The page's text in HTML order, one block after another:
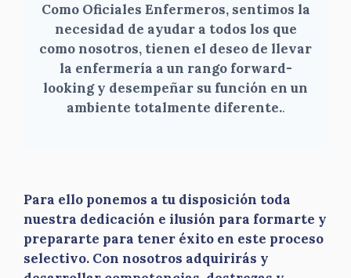
Como Oficiales Enfermeros, sentimos la
necesidad de ayudar a todos los que
como nosotros, tienen el deseo de llevar
la enfermería a un rango forward-
looking y desempeñar su función en un
ambiente totalmente diferente..
Para ello ponemos a tu disposición toda
nuestra dedicación e ilusión para formarte y
prepararte para tener éxito en este proceso
selectivo. Con nosotros adquirirás y